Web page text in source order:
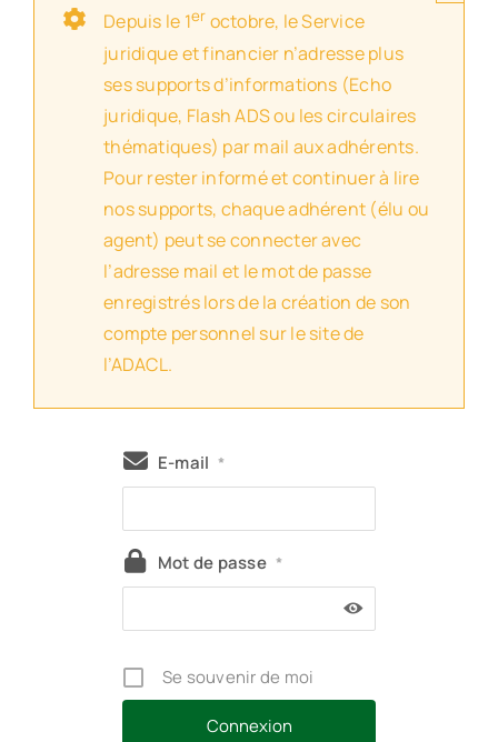
Depuis le 1er octobre, le Service
juridique et financier n’adresse plus
ses supports d’informations (Echo
juridique, Flash ADS ou les circulaires
thématiques) par mail aux adhérents.
Pour rester informé et continuer à lire
nos supports, chaque adhérent (élu ou
agent) peut se connecter avec
l’adresse mail et le mot de passe
enregistrés lors de la création de son
compte personnel sur le site de
l’ADACL.
E-mail *
Mot de passe *
Se souvenir de moi